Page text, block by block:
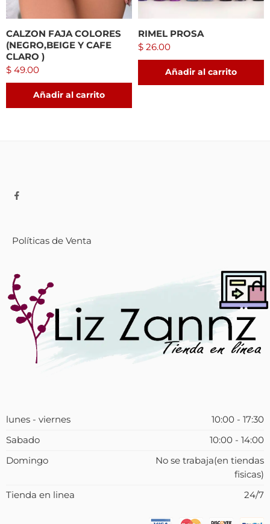
CALZON FAJA COLORES
(NEGRO,BEIGE Y CAFE
CLARO )
$ 49.00
Añadir al carrito
RIMEL PROSA
$ 26.00
Añadir al carrito
Políticas de Venta
lunes - viernes
10:00 - 17:30
Sabado
10:00 - 14:00
Domingo
No se trabaja(en tiendas
fisicas)
Tienda en linea
24/7